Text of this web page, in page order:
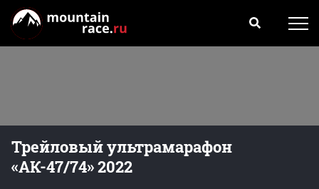
Трейловый ультрамарафон
«АК-47/74» 2022